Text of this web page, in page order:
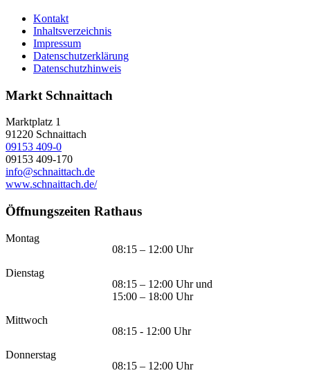
Kontakt
Inhaltsverzeichnis
Impressum
Datenschutzerklärung
Datenschutzhinweis
Markt Schnaittach
Marktplatz 1
91220 Schnaittach
09153 409-0
09153 409-170
info@schnaittach.de
www.schnaittach.de/
Öffnungszeiten Rathaus
Montag
08:15 – 12:00 Uhr
Dienstag
08:15 – 12:00 Uhr und
15:00 – 18:00 Uhr
Mittwoch
08:15 - 12:00 Uhr
Donnerstag
08:15 – 12:00 Uhr